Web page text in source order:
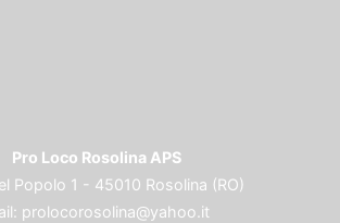
Pro Loco Rosolina APS
Popolo 1 - 45010 Rosolina (RO)
prolocorosolina@yahoo.it